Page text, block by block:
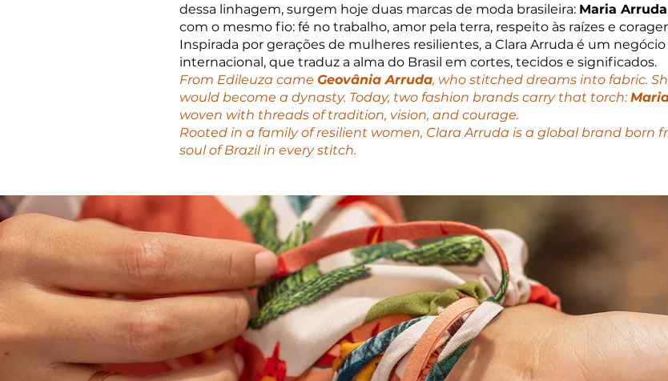
dessa linhagem, surgem hoje duas marcas de moda brasileira: Maria
com o mesmo fio: fé no trabalho, amor pela terra, respeito às raízes e
Inspirada por gerações de mulheres resilientes, a Clara Arruda é um
internacional, que traduz a alma do Brasil em cortes, tecidos e significados.
From Edileuza came Geovânia Arruda, who stitched dreams into fabric.
would become a dynasty. Today, two fashion brands carry that torch:
woven with threads of tradition, vision, and courage.
Rooted in a family of resilient women, Clara Arruda is a global brand born
soul of Brazil in every stitch.